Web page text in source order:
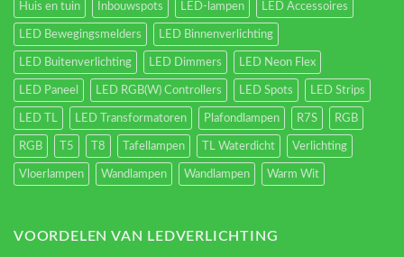
Huis en tuin Inbouwspots LED-lampen LED Accessoires
LED Bewegingsmelders LED Binnenverlichting
LED Buitenverlichting LED Dimmers LED Neon Flex
LED Paneel LED RGB(W) Controllers LED Spots LED Strips
LED TL LED Transformatoren Plafondlampen R7S RGB
RGB T5 T8 Tafellampen TL Waterdicht Verlichting
Vloerlampen Wandlampen Wandlampen Warm Wit
VOORDELEN VAN LEDVERLICHTING